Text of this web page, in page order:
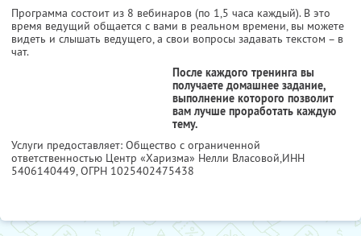
Программа состоит из 8 вебинаров (по 1,5 часа каждый). В это
время ведущий общается с вами в реальном времени, вы можете
видеть и слышать ведущего, а свои вопросы задавать текстом – в
чат.
После каждого тренинга вы
получаете домашнее задание,
выполнение которого позволит
вам лучше проработать каждую
тему.
Услуги предоставляет: Общество с ограниченной
ответственностью Центр «Харизма» Нелли Власовой,ИНН
5406140449, ОГРН 1025402475438